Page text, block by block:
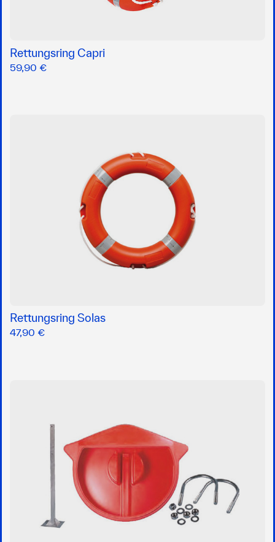
Rettungsring Capri
59,90 €
Rettungsring Solas
47,90 €